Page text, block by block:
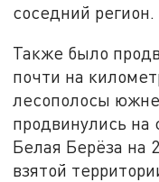
соседний регион.
Также было
почти на
лесополосы
продвинулись на
Белая Берёза на
взятой